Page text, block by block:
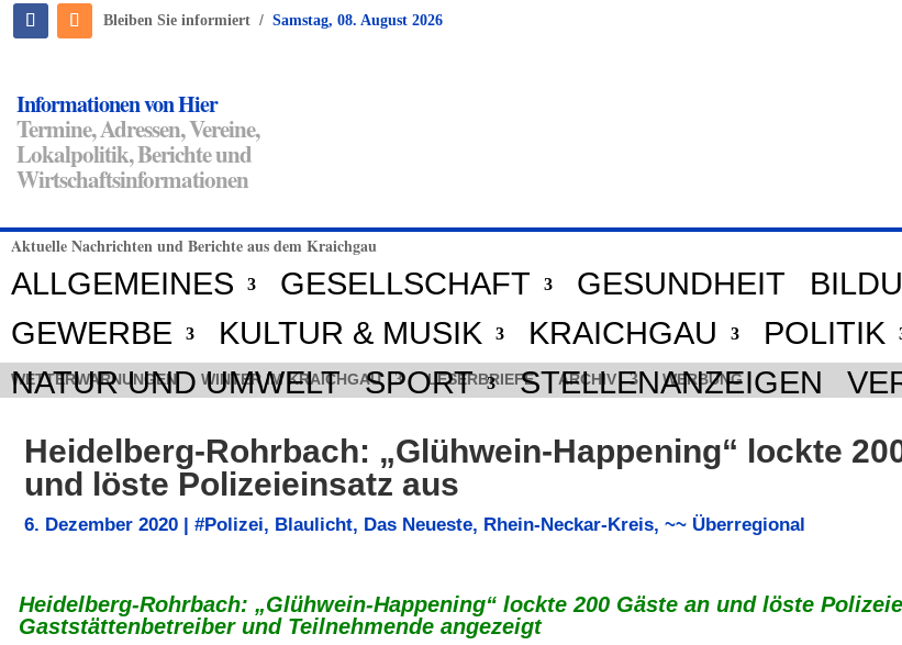
Bleiben Sie informiert / Samstag, 08. August 2026
Informationen von Hier
Termine, Adressen, Vereine,
Lokalpolitik, Berichte und
Wirtschaftsinformationen
Aktuelle Nachrichten und Berichte aus dem Kraichgau
ALLGEMEINES GESELLSCHAFT GESUNDHEIT
GEWERBE
KULTUR & MUSIK KRAICHGAU POLITIK
NATUR UND UMWELT
SPORT STELLENANZEIGEN
WETTERWARNUNGEN WINTER IM KRAICHGAU LESERBRIEFE ARCHIV WERBUNG
Heidelberg-Rohrbach: „Glühwein-Happening“ lockte
und löste Polizeieinsatz aus
6. Dezember 2020 | #Polizei, Blaulicht, Das Neueste, Rhein-Neckar-Kreis, ~~ Überregional
Heidelberg-Rohrbach: „Glühwein-Happening“ lockte 200 Gäste an und löste
Gaststättenbetreiber und Teilnehmende angezeigt